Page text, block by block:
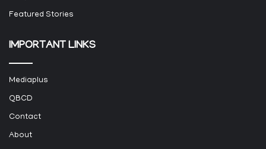
Featured Stories
IMPORTANT LINKS
Mediaplus
QBCD
Contact
About